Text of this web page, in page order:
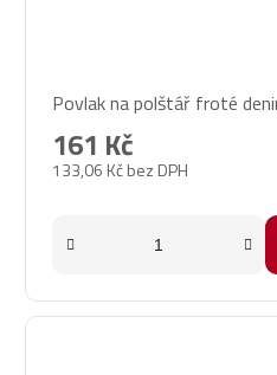
Povlak na polštář froté
133,06 Kč bez DPH
161 Kč